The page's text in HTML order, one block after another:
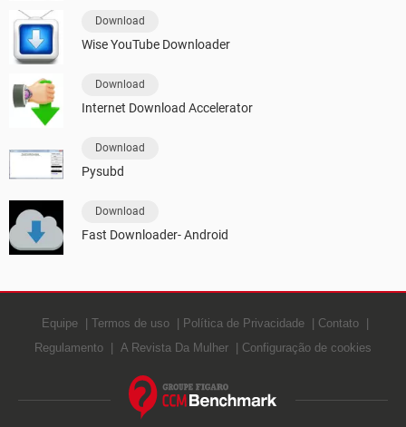
Download
Wise YouTube Downloader
Download
Internet Download Accelerator
Download
Pysubd
Download
Fast Downloader- Android
Equipe Termos de uso Política de Privacidade
Contato
Regulamento
A Revista Da Mulher Configuração de cookies